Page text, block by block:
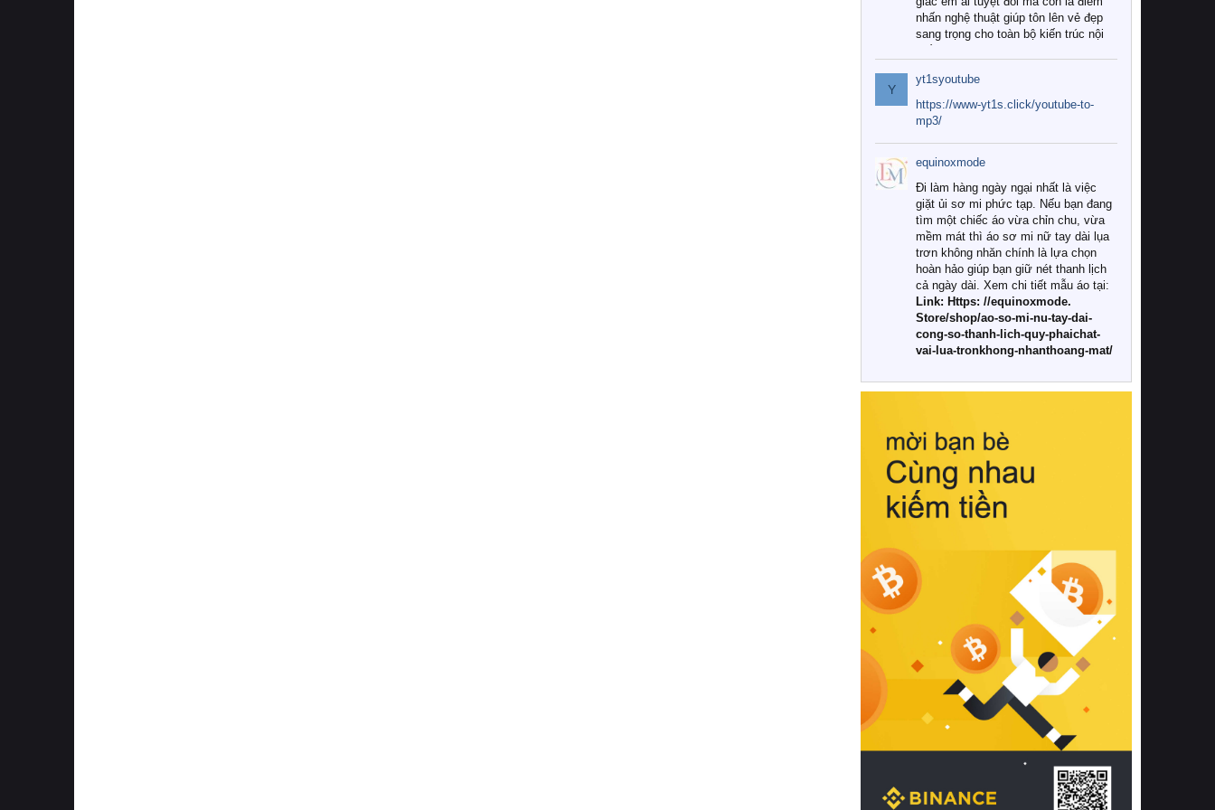
nhấn nghệ thuật giúp tôn lên vẻ đẹp
sang trọng cho toàn bộ kiến trúc nội
Tuy nhiên, giữa thị trường đa dạng
với vô vàn thương hiệu và mẫu mã
như hiện nay, làm thế nào để chọn
được những bộ chăn ga gối đệm cao
cấp thực sự chất lượng, phù hợp với
khí hậu và nhu cầu sử dụng của gia
đình? Hãy cùng chúng tôi đi tìm lời
giải đáp chi tiết qua bài viết dưới đây.
1. Tại sao các gia đình hiện đại lại ưa
chuộng chăn ga gối đệm cao cấp?
Khác với các dòng sản phẩm thông
thường, những bộ chăn ga gối đệm
cao cấp trải qua quy trình sản xuất
nghiêm ngặt từ khâu chọn lọc nguyên
liệu tự nhiên đến công nghệ dệt
nhuộm hiện đại không chứa hóa chất
này, bạn sẽ cảm nhận rõ rệt sự khác
hồi chuẩn xác của phần đệm nâng đỡ
cột sống.
Bên cạnh đó, việc lựa chọn các dòng
sản phẩm đạt chuẩn chất lượng quốc
tế còn giúp ngăn ngừa tình trạng kích
khuẩn và nấm mốc trong điều kiện
thời tiết nóng ẩm. Bạn có thể tìm hiểu
thêm các nghiên cứu khoa học về tác
động của giấc ngủ và môi trường
phòng ngủ đối với sức khỏe con
người tại Sleep Foundation (External
Link) để có cái nhìn toàn diện hơn.
2. Các tiêu chí vàng khi lựa chọn
chăn ga gối đệm cao cấp cho phòng
ngủ
Để sở hữu một bộ chăn ga gối đệm
cao cấp hoàn hảo cả về thẩm mỹ lẫn
công năng, người tiêu dùng cần cân
nhắc kỹ lưỡng các tiêu chí quan trọng
Y
yt1syoutube
https://www-yt1s.click/youtube-to-
mp3/
equinoxmode
Đi làm hàng ngày ngại nhất là việc
giặt ủi sơ mi phức tạp. Nếu bạn đang
tìm một chiếc áo vừa chỉn chu, vừa
mềm mát thì áo sơ mi nữ tay dài lụa
trơn không nhăn chính là lựa chọn
hoàn hảo giúp bạn giữ nét thanh lịch
cả ngày dài. Xem chi tiết mẫu áo tại:
Link: Https: //equinoxmode.
Store/shop/ao-so-mi-nu-tay-dai-
cong-so-thanh-lich-quy-phaichat-
vai-lua-tronkhong-nhanthoang-mat/